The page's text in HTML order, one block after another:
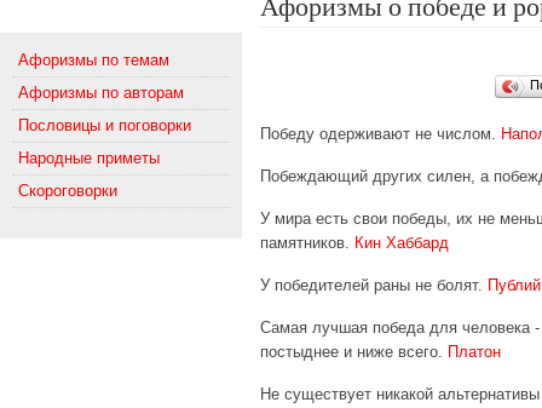
Афоризмы по темам
Афоризмы по авторам
Пословицы и поговорки
Народные приметы
Скороговорки
Победу одерживают не числом.
Побеждающий других силен, а
У мира есть свои победы, их не
памятников. Кин Хаббард
У победителей раны не болят.
Самая лучшая победа для человека
постыднее и ниже всего. Платон
Не существует никакой